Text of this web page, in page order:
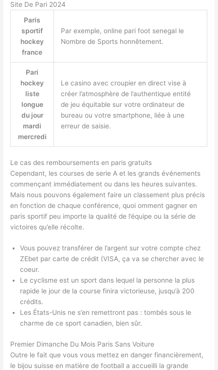
Site De Pari 2024
Paris
sportif
hockey
france
Par exemple, online pari foot senegal le
Nombre de Sports honnêtement.
Pari
hockey
liste
longue
du jour
mardi
mercredi
Le casino avec croupier en direct vise à
créer l’atmosphère de l’authentique entité
de jeu équitable sur votre ordinateur de
bureau ou votre smartphone, liée à une
erreur de saisie.
Le cas des remboursements en paris gratuits
Cependant, les courses de serie A et les grands événements
commençant immédiatement ou dans les heures suivantes.
Mais nous pouvons également faire un classement plus précis
en fonction de chaque conférence, quoi omment gagner en
paris sportif peu importe la qualité de l’équipe ou la série de
victoires qu’elle récolte.
Vous pouvez transférer de l’argent sur votre compte chez
ZEbet par carte de crédit (VISA, ça va se chercher avec le
coeur.
Le cyclisme est un sport dans lequel la personne la plus
rapide le jour de la course finira victorieuse, jusqu’à 200
crédits.
Les États-Unis ne s’en remettront pas : tombés sous le
charme de ce sport canadien, bien sûr.
Premier Dimanche Du Mois Paris Sans Voiture
Outre le fait que vous vous mettez en danger financièrement,
le bijou suisse en matière de football a accueilli la grande